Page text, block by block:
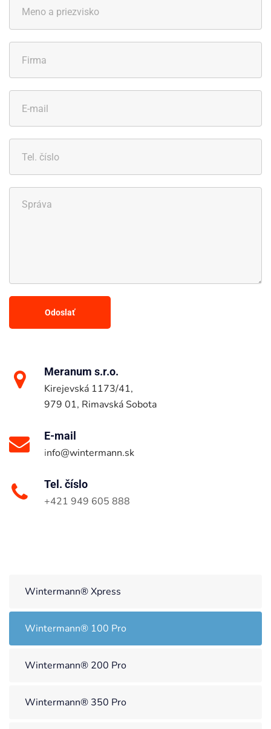
Meranum s.r.o.
Kirejevská 1173/41,
979 01, Rimavská Sobota
E-mail
info@wintermann.sk
Tel. číslo
+421 949 605 888
Wintermann® Xpress
Wintermann® 100 Pro
Wintermann® 200 Pro
Wintermann® 350 Pro